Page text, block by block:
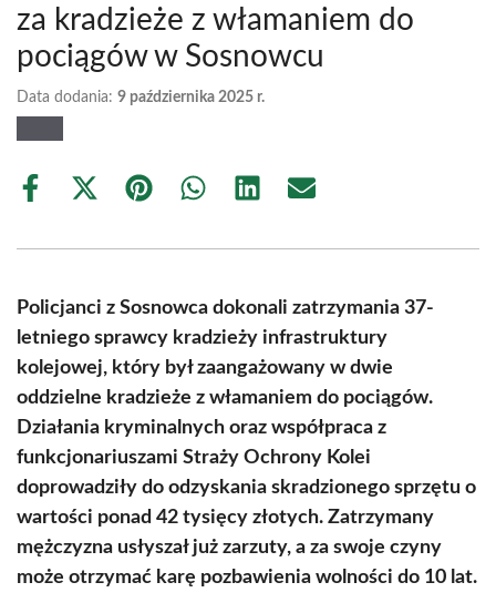
za kradzieże z włamaniem do
pociągów w Sosnowcu
Data dodania: 9 października 2025 r.
Share
Share
(Twitter)
Share Share Share Share
Policjanci z Sosnowca dokonali zatrzymania 37-
letniego sprawcy kradzieży infrastruktury
kolejowej, który był zaangażowany w dwie
oddzielne kradzieże z włamaniem do pociągów.
Działania kryminalnych oraz współpraca z
funkcjonariuszami Straży Ochrony Kolei
doprowadziły do odzyskania skradzionego sprzętu o
wartości ponad 42 tysięcy złotych. Zatrzymany
mężczyzna usłyszał już zarzuty, a za swoje czyny
może otrzymać karę pozbawienia wolności do 10 lat.